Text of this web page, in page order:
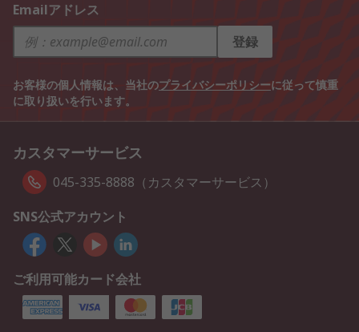
Emailアドレス
登録
お客様の個人情報は、当社のプライバシーポリシーに従って慎重
に取り扱いを行います。
カスタマーサービス
045-335-8888（カスタマーサービス）
SNS公式アカウント
ご利用可能カード会社